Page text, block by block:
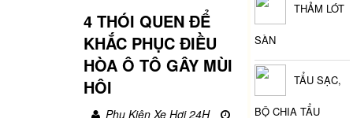
4 THÓI QUEN ĐỂ
KHẮC PHỤC ĐIỀU
HÒA Ô TÔ GÂY MÙI
HÔI
Phụ Kiện Xe Hơi 24H
THẢM LÓT
SÀN
TẨU SẠC,
BỘ CHIA TẨU